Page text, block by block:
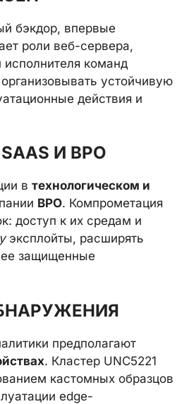
бэкдор, впервые
роли веб-сервера,
команд
устойчивую
действия и
И BPO
в технологическом и
BPO. Компрометация
доступ к их средам и
эксплойты, расширять
защищенные
предполагают
. Кластер UNC5221
кастомных образцов
edge-